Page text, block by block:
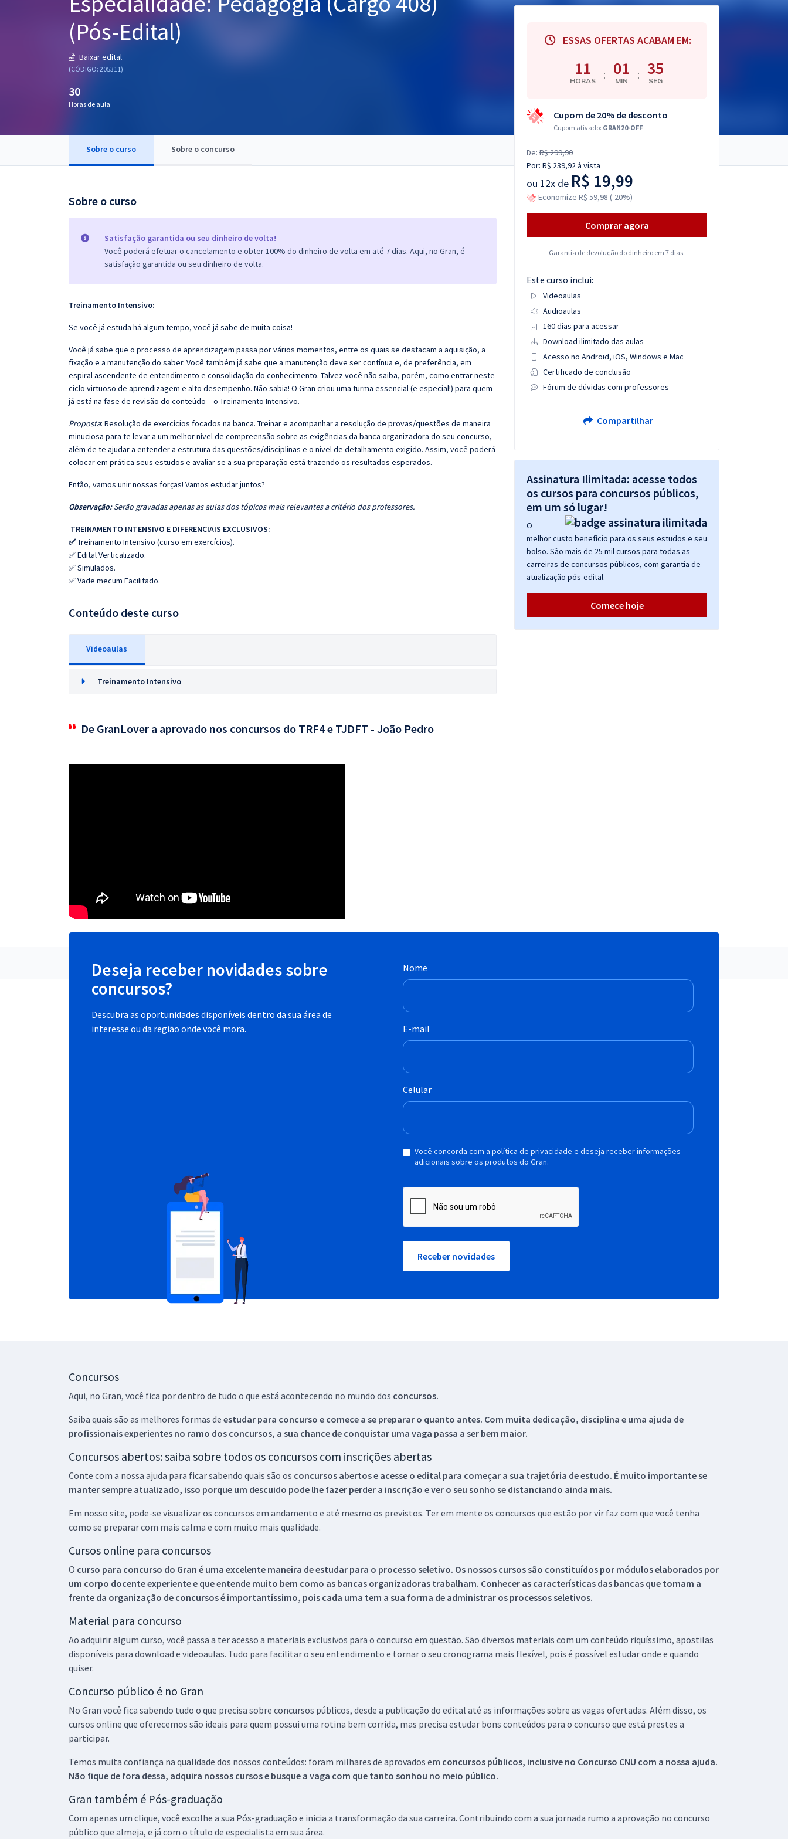
Conteúdo gratuito
Blog
(Pós-Edital)
Baixar edital
(CÓDIGO: 205311)
30
Horas de aula
Sobre o curso Sobre o concurso
Sobre o curso
Satisfação garantida ou seu dinheiro de volta!
Você poderá efetuar o cancelamento e obter 100% do dinheiro de volta em até 7 dias. Aqui, no Gran, é
satisfação garantida ou seu dinheiro de volta.
Treinamento Intensivo:
Se você já estuda há algum tempo, você já sabe de muita coisa!
Você já sabe que o processo de aprendizagem passa por vários momentos, entre os quais se destacam a aquisição, a
fixação e a manutenção do saber. Você também já sabe que a manutenção deve ser contínua e, de preferência, em
espiral ascendente de entendimento e consolidação do conhecimento. Talvez você não saiba, porém, como entrar neste
ciclo virtuoso de aprendizagem e alto desempenho. Não sabia! O Gran criou uma turma essencial (e especial!) para quem
já está na fase de revisão do conteúdo – o Treinamento Intensivo.
Proposta: Resolução de exercícios focados na banca. Treinar e acompanhar a resolução de provas/questões de maneira
minuciosa para te levar a um melhor nível de compreensão sobre as exigências da banca organizadora do seu concurso,
além de te ajudar a entender a estrutura das questões/disciplinas e o nível de detalhamento exigido. Assim, você poderá
colocar em prática seus estudos e avaliar se a sua preparação está trazendo os resultados esperados.
Então, vamos unir nossas forças! Vamos estudar juntos?
Observação:Serão gravadas apenas as aulas dos tópicos mais relevantes a critério dos professores.
TREINAMENTO INTENSIVO E DIFERENCIAIS EXCLUSIVOS:
✅Treinamento Intensivo (curso em exercícios).
✅ Edital Verticalizado.
✅ Simulados.
✅ Vade mecum Facilitado.
Conteúdo deste curso
Videoaulas
Treinamento Intensivo
De GranLover a aprovado nos concursos do TRF4 e TJDFT - João Pedro
ESSAS OFERTAS ACABAM EM:
11
HORAS : 01
MIN : 34
SEG
Cupom de 20% de desconto
Cupom ativado: GRAN20-OFF
De: R$ 299,90
Por: R$ 239,92à vista
ou 12x de R$ 19,99
Economize R$ 59,98 (-20%)
Comprar agora
Garantia de devolução do dinheiro em 7 dias.
Este curso inclui:
Videoaulas
Audioaulas
160 dias para acessar
Download ilimitado das aulas
Acesso no Android, iOS, Windows e Mac
Certificado de conclusão
Fórum de dúvidas com professores
Compartilhar
Assinatura Ilimitada: acesse todos
os cursos para concursos públicos,
em um só lugar!
O
melhor custo benefício para os seus estudos e seu
bolso. São mais de 25 mil cursos para todas as
carreiras de concursos públicos, com garantia de
atualização pós-edital.
Comece hoje
Deseja receber novidades sobre
concursos?
Descubra as oportunidades disponíveis dentro da sua área de
interesse ou da região onde você mora.
Nome
E-mail
Celular
Você concorda com a política de privacidade e deseja receber informações
adicionais sobre os produtos do Gran.
Receber novidades
Concursos
Aqui, no Gran, você fica por dentro de tudo o que está acontecendo no mundo dos concursos.
Saiba quais são as melhores formas de estudar para concurso e comece a se preparar o quanto antes. Com muita dedicação, disciplina e uma ajuda de
profissionais experientes no ramo dos concursos, a sua chance de conquistar uma vaga passa a ser bem maior.
Concursos abertos: saiba sobre todos os concursos com inscrições abertas
Conte com a nossa ajuda para ficar sabendo quais são os concursos abertos e acesse o edital para começar a sua trajetória de estudo. É muito importante se
manter sempre atualizado, isso porque um descuido pode lhe fazer perder a inscrição e ver o seu sonho se distanciando ainda mais.
Em nosso site, pode-se visualizar os concursos em andamento e até mesmo os previstos. Ter em mente os concursos que estão por vir faz com que você tenha
como se preparar com mais calma e com muito mais qualidade.
Cursos online para concursos
O curso para concurso do Gran é uma excelente maneira de estudar para o processo seletivo. Os nossos cursos são constituídos por módulos elaborados por
um corpo docente experiente e que entende muito bem como as bancas organizadoras trabalham. Conhecer as características das bancas que tomam a
frente da organização de concursos é importantíssimo, pois cada uma tem a sua forma de administrar os processos seletivos.
Material para concurso
Ao adquirir algum curso, você passa a ter acesso a materiais exclusivos para o concurso em questão. São diversos materiais com um conteúdo riquíssimo, apostilas
disponíveis para download e videoaulas. Tudo para facilitar o seu entendimento e tornar o seu cronograma mais flexível, pois é possível estudar onde e quando
quiser.
Concurso público é no Gran
No Gran você fica sabendo tudo o que precisa sobre concursos públicos, desde a publicação do edital até as informações sobre as vagas ofertadas. Além disso, os
cursos online que oferecemos são ideais para quem possui uma rotina bem corrida, mas precisa estudar bons conteúdos para o concurso que está prestes a
participar.
Temos muita confiança na qualidade dos nossos conteúdos: foram milhares de aprovados em concursos públicos, inclusive no Concurso CNU com a nossa ajuda.
Não fique de fora dessa, adquira nossos cursos e busque a vaga com que tanto sonhou no meio público.
Gran também é Pós-graduação
Com apenas um clique, você escolhe a sua Pós-graduação e inicia a transformação da sua carreira. Contribuindo com a sua jornada rumo a aprovação no concurso
público que almeja, e já com o título de especialista em sua área.